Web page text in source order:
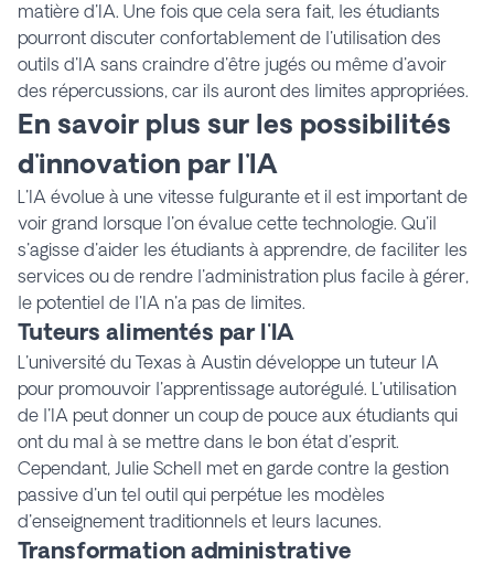
matière d'IA. Une fois que cela sera fait, les étudiants
pourront discuter confortablement de l'utilisation des
outils d'IA sans craindre d'être jugés ou même d'avoir
des répercussions, car ils auront des limites appropriées.
En savoir plus sur les possibilités
d'innovation par l'IA
L'IA évolue à une vitesse fulgurante et il est important de
voir grand lorsque l'on évalue cette technologie. Qu'il
s'agisse d'aider les étudiants à apprendre, de faciliter les
services ou de rendre l'administration plus facile à gérer,
le potentiel de l'IA n'a pas de limites.
Tuteurs alimentés par l'IA
L'université du Texas à Austin développe un tuteur IA
pour promouvoir l'apprentissage autorégulé. L'utilisation
de l'IA peut donner un coup de pouce aux étudiants qui
ont du mal à se mettre dans le bon état d'esprit.
Cependant, Julie Schell met en garde contre la gestion
passive d'un tel outil qui perpétue les modèles
d'enseignement traditionnels et leurs lacunes.
Transformation administrative